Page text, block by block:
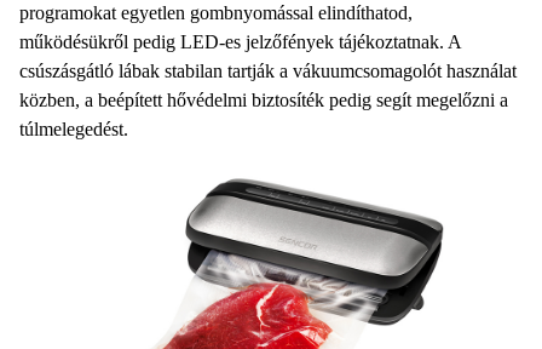
programokat egyetlen gombnyomással elindíthatod,
működésükről pedig LED-es jelzőfények tájékoztatnak. A
csúszásgátló lábak stabilan tartják a vákuumcsomagolót használat
közben, a beépített hővédelmi biztosíték pedig segít megelőzni a
túlmelegedést.